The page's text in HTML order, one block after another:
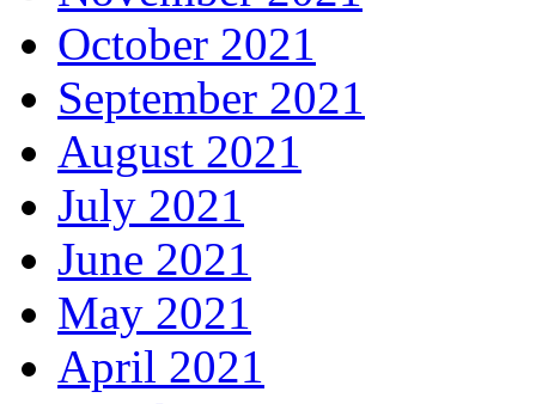
October 2021
September 2021
August 2021
July 2021
June 2021
May 2021
April 2021